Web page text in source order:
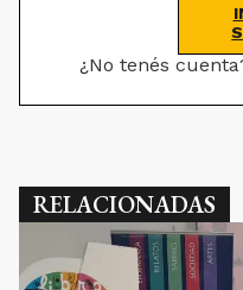
¿No tenés
RELACIONADAS